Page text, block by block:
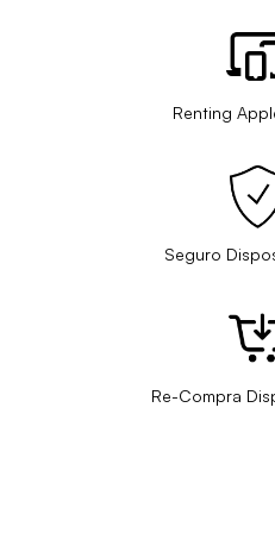
Renting
Seguro
Re-Compra